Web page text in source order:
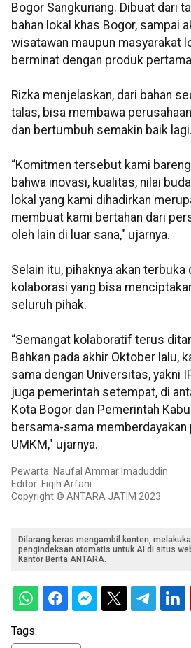
Bogor Sangkuriang. Dibuat dari
bahan lokal khas Bogor, sampai
wisatawan maupun masyarakat
berminat dengan produk
Rizka menjelaskan, dari bahan
talas, bisa membawa
dan bertumbuh semakin baik lagi.
“Komitmen tersebut kami
bahwa inovasi, kualitas, nilai
lokal yang kami dihadirkan
membuat kami bertahan dari
oleh lain di luar sana," ujarnya.
Selain itu, pihaknya akan
kolaborasi yang bisa
seluruh pihak.
“Semangat kolaboratif terus
Bahkan pada akhir Oktober lalu,
sama dengan Universitas, yakni
juga pemerintah setempat, di
Kota Bogor dan Pemerintah
bersama-sama
UMKM," ujarnya.
Pewarta: Naufal Ammar Imaduddin
Editor: Fiqih Arfani
Copyright © ANTARA JATIM 2023
Dilarang keras mengambil konten,
pengindeksan otomatis untuk AI di situs
Kantor Berita ANTARA.
Tags: